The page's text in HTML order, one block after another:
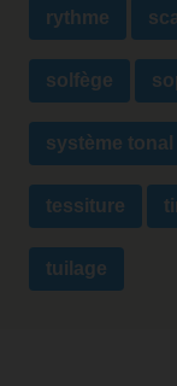
rythme
solfège
système tonal
tessiture
tuilage